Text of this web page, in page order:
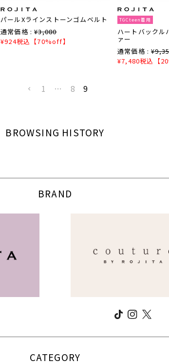
パールXラインストーンゴムベルト
通常価格 : ¥3,080
¥924税込 【70%off】
TGCteen着用
ハートバックル
ァー
通常価格 : ¥
¥7,480税込 【
1 … 8 9
BROWSING HISTORY
BRAND
CATEGORY